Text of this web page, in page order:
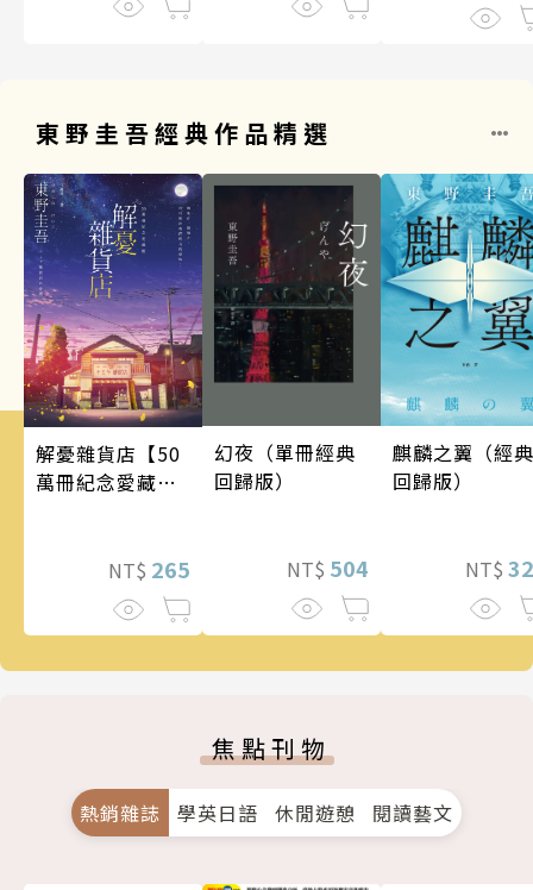
東野圭吾經典作品精選
解憂雜貨店【50
萬冊紀念愛藏
NT$ 265
幻夜（單冊經典
回歸版）
NT$ 504
麒麟之翼（經典
回歸版）
NT$
焦點刊物
熱銷雜誌 學英日語 休閒遊憩 閱讀藝文